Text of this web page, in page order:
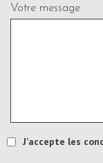
Votre message
J'accepte les